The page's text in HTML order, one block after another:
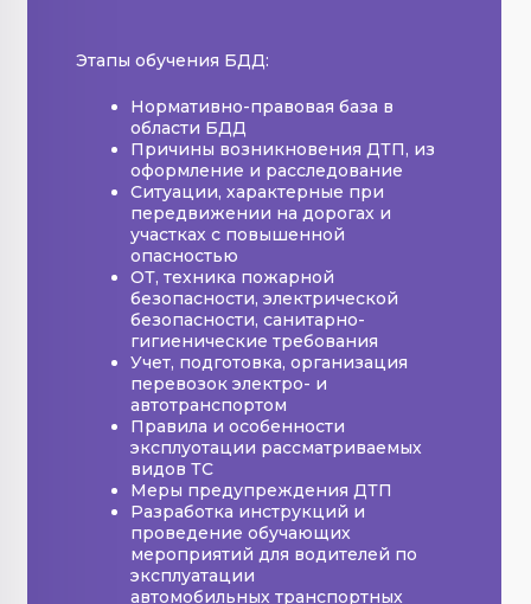
Этапы обучения БДД:
Нормативно-правовая база в
области БДД
Причины возникновения ДТП, из
оформление и расследование
Ситуации, характерные при
передвижении на дорогах и
участках с повышенной
опасностью
ОТ, техника пожарной
безопасности, электрической
безопасности, санитарно-
гигиенические требования
Учет, подготовка, организация
перевозок электро- и
автотранспортом
Правила и особенности
эксплуотации рассматриваемых
видов ТС
Меры предупреждения ДТП
Разработка инструкций и
проведение обучающих
мероприятий для водителей по
эксплуатации
автомобильных транспортных